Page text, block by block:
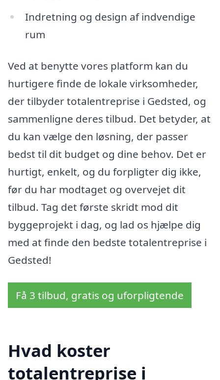
Indretning og design af indvendige
rum
Ved at benytte vores platform kan du
hurtigere finde de lokale virksomheder,
der tilbyder totalentreprise i Gedsted, og
sammenligne deres tilbud. Det betyder, at
du kan vælge den løsning, der passer
bedst til dit budget og dine behov. Det er
hurtigt, enkelt, og du forpligter dig ikke,
før du har modtaget og overvejet dit
tilbud. Tag det første skridt mod dit
byggeprojekt i dag, og lad os hjælpe dig
med at finde den bedste totalentreprise i
Gedsted!
Få 3 tilbud, gratis og uforpligtende
Hvad koster
totalentreprise i